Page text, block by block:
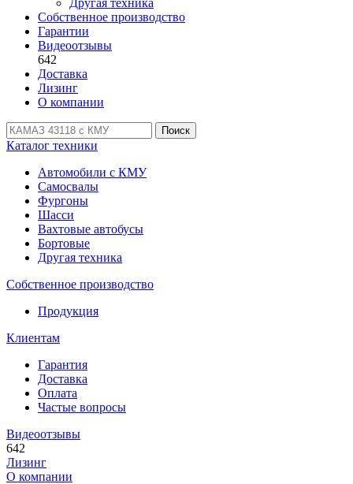
Другая техника
Собственное производство
Гарантии
Видеоотзывы
642
Доставка
Лизинг
О компании
Поиск
Каталог техники
Автомобили с КМУ
Самосвалы
Фургоны
Шасси
Вахтовые автобусы
Бортовые
Другая техника
Собственное производство
Продукция
Клиентам
Гарантия
Доставка
Оплата
Частые вопросы
Видеоотзывы
642
Лизинг
О компании